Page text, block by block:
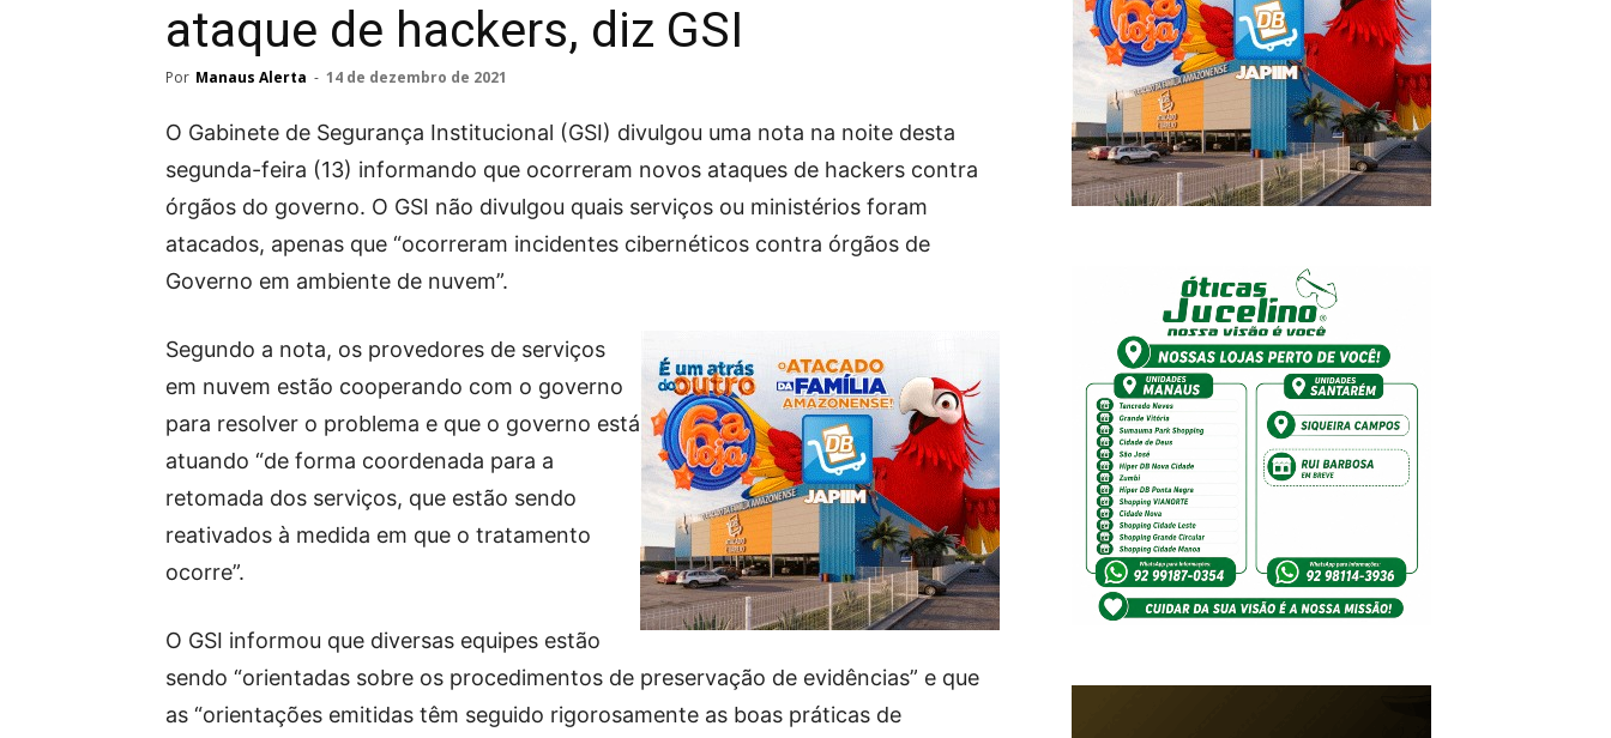
ataque de hackers, diz GSI
Por Manaus Alerta - 14 de dezembro de 2021
O Gabinete de Segurança Institucional (GSI) divulgou uma nota na noite desta
segunda-feira (13) informando que ocorreram novos ataques de hackers contra
órgãos do governo. O GSI não divulgou quais serviços ou ministérios foram
atacados, apenas que “ocorreram incidentes cibernéticos contra órgãos de
Governo em ambiente de nuvem”.
Segundo a nota, os provedores de serviços
em nuvem estão cooperando com o governo
para resolver o problema e que o governo está
atuando “de forma coordenada para a
retomada dos serviços, que estão sendo
reativados à medida em que o tratamento
ocorre”.
O GSI informou que diversas equipes estão
sendo “orientadas sobre os procedimentos de preservação de evidências” e que
as “orientações emitidas têm seguido rigorosamente as boas práticas de